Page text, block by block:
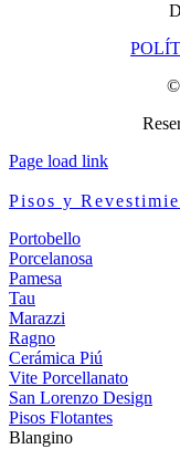
©
Page load link
Pisos y
Portobello
Porcelanosa
Pamesa
Tau
Marazzi
Ragno
Cerámica Piú
Vite Porcellanato
San Lorenzo Design
Pisos Flotantes
Blangino